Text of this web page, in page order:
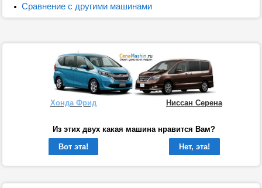
Сравнение с другими машинами
Хонда Фрид Ниссан Серена
Из этих двух какая машина нравится Вам?
Вот эта!
Нет, эта!